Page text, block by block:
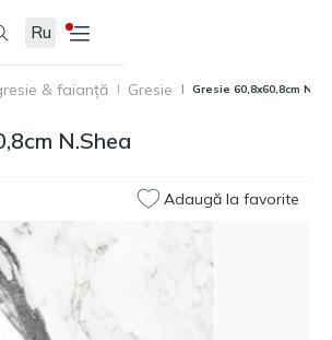
Ru
& faianță Gresie Gresie 60,8x60,8cm
N.Shea
Adaugă la favorite